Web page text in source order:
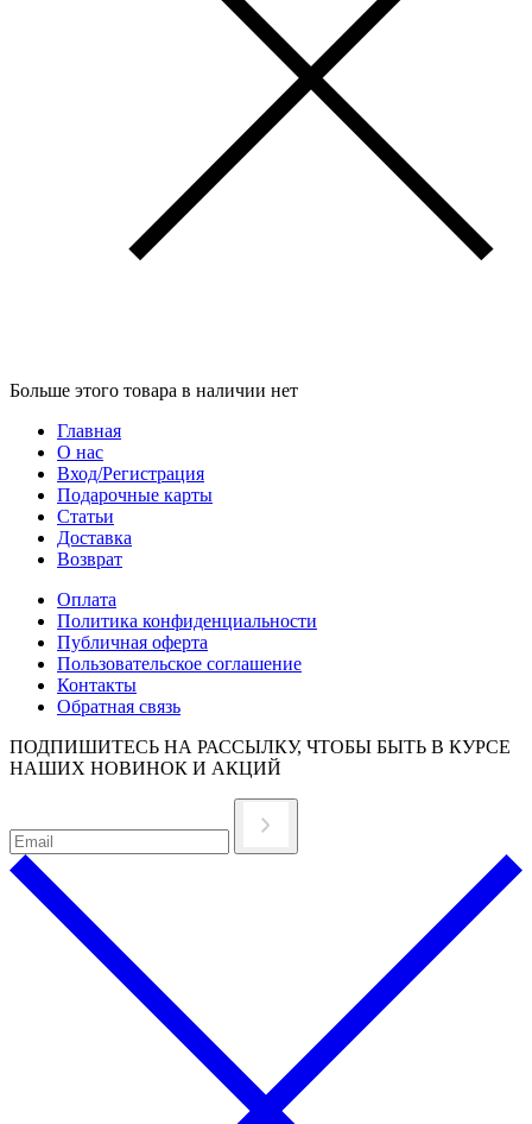
Больше этого товара в наличии нет
Главная
О нас
Вход/Регистрация
Подарочные карты
Статьи
Доставка
Возврат
Оплата
Политика конфиденциальности
Публичная оферта
Пользовательское соглашение
Контакты
Обратная связь
ПОДПИШИТЕСЬ НА РАССЫЛКУ, ЧТОБЫ БЫТЬ В КУРСЕ
НАШИХ НОВИНОК И АКЦИЙ